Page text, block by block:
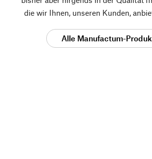
die wir Ihnen, unseren Kunden,
Alle Manufactum-